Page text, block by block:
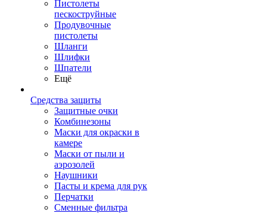
Пистолеты
пескоструйные
Продувочные
пистолеты
Шланги
Шлифки
Шпатели
Ещё
Средства защиты
Защитные очки
Комбинезоны
Маски для окраски в
камере
Маски от пыли и
аэрозолей
Наушники
Пасты и крема для рук
Перчатки
Сменные фильтра